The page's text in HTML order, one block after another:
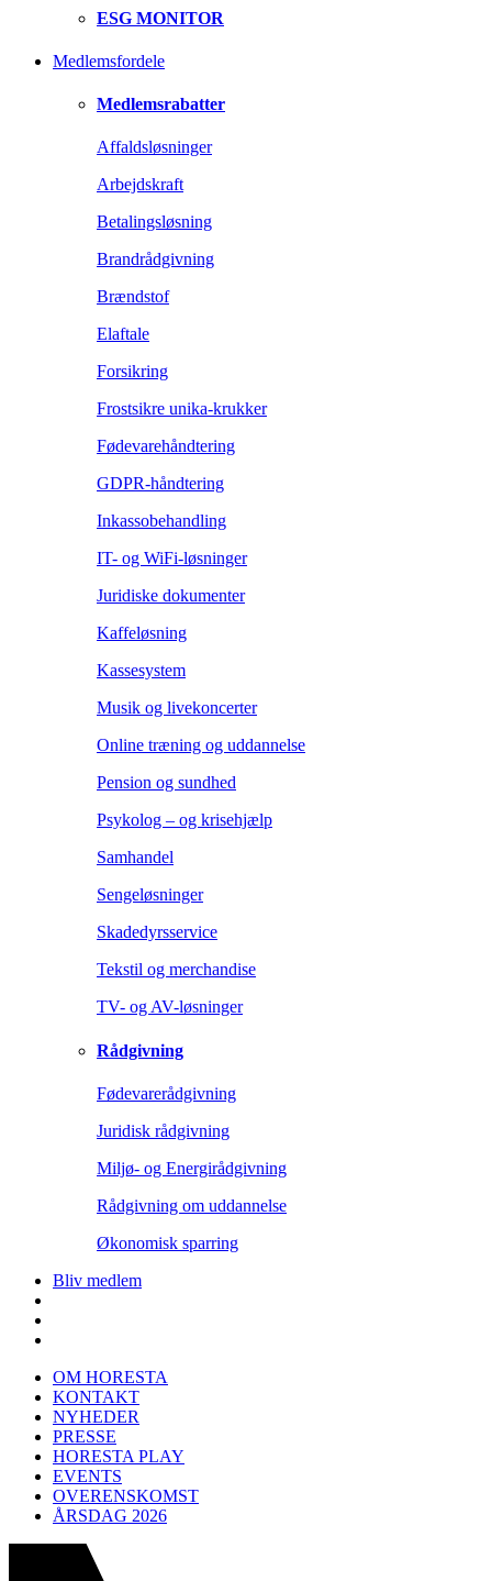
ESG MONITOR
Medlemsfordele
Medlemsrabatter
Affaldsløsninger
Arbejdskraft
Betalingsløsning
Brandrådgivning
Brændstof
Elaftale
Forsikring
Frostsikre unika-krukker
Fødevarehåndtering
GDPR-håndtering
Inkassobehandling
IT- og WiFi-løsninger
Juridiske dokumenter
Kaffeløsning
Kassesystem
Musik og livekoncerter
Online træning og uddannelse
Pension og sundhed
Psykolog – og krisehjælp
Samhandel
Sengeløsninger
Skadedyrsservice
Tekstil og merchandise
TV- og AV-løsninger
Rådgivning
Fødevarerådgivning
Juridisk rådgivning
Miljø- og Energirådgivning
Rådgivning om uddannelse
Økonomisk sparring
Bliv medlem
OM HORESTA
KONTAKT
NYHEDER
PRESSE
HORESTA PLAY
EVENTS
OVERENSKOMST
ÅRSDAG 2026